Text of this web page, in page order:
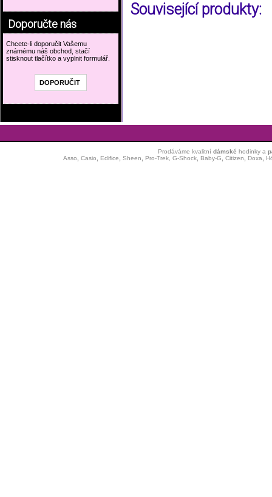
Související produkty:
Doporučte nás
Chcete-li doporučit Vašemu
známému náš obchod, stačí
stisknout tlačítko a vyplnit formulář.
Prodáváme kvalitní dámské hodinkya
Asso
Casio Edifice Sheen Pro-Trek, G-Shock, Baby-G Citizen Doxa